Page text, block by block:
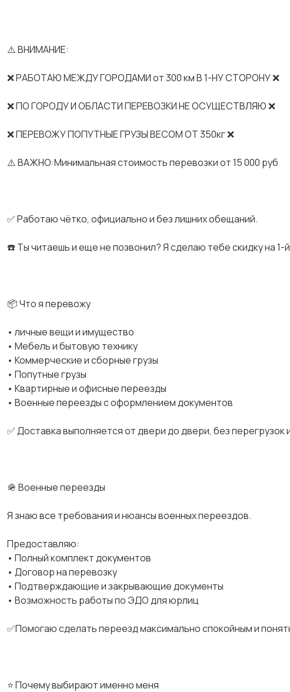
⚠️ ВНИМАНИЕ:
❌ РАБОТАЮ МЕЖДУ ГОРОДАМИ от 300 км В 1-НУ СТОРОНУ ❌
❌ ПО ГОРОДУ И ОБЛАСТИ ПЕРЕВОЗКИ НЕ ОСУЩЕСТВЛЯЮ ❌
❌ ПЕРЕВОЖУ ПОПУТНЫЕ ГРУЗЫ ВЕСОМ ОТ 350кг ❌
⚠️ ВАЖНО:Минимальная стоимость перевозки от 15 000 руб
✅ Работаю чётко, официально и без лишних обещаний.
☎️ Ты читаешь и еще не позвонил? Я сделаю тебе скидку на 1-
📦 Что я перевожу
• личные вещи и имущество
• Мебель и бытовую технику
• Коммерческие и сборные грузы
• Попутные грузы
• Квартирные и офисные переезды
• Военные переезды с оформлением документов
✅ Доставка выполняется от двери до двери, без перегрузок
🪖 Военные переезды
Я знаю все требования и нюансы военных переездов.
Предоставляю:
• Полный комплект документов
• Договор на перевозку
• Подтверждающие и закрывающие документы
• Возможность работы по ЭДО для юрлиц
✅Помогаю сделать переезд максимально спокойным и
⭐ Почему выбирают именно меня